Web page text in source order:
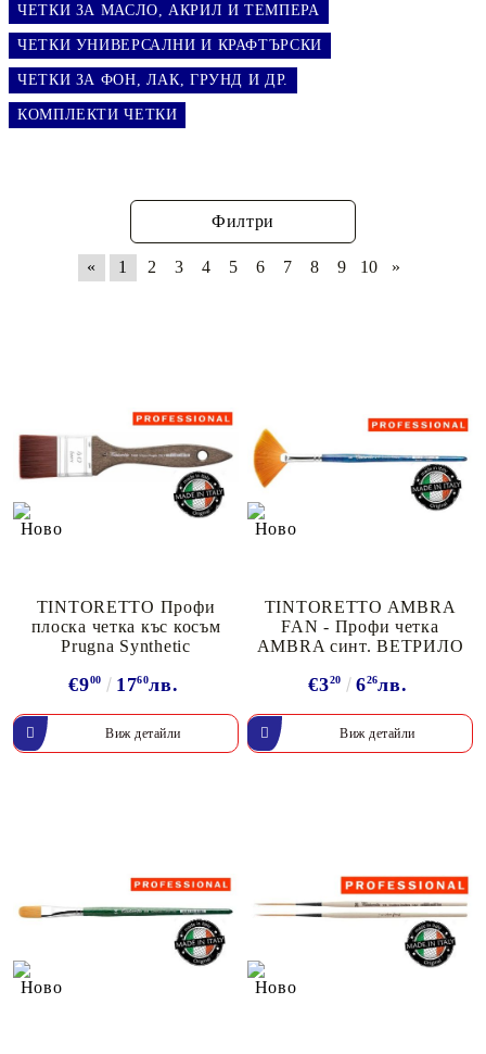
ЧЕТКИ ЗА МАСЛО, АКРИЛ И ТЕМПЕРА
ЧЕТКИ УНИВЕРСАЛНИ И КРАФТЪРСКИ
ЧЕТКИ ЗА ФОН, ЛАК, ГРУНД И ДР.
КОМПЛЕКТИ ЧЕТКИ
Филтри
« 1 2 3 4 5 6 7 8 9 10 »
TINTORETTO Профи
плоска четка къс косъм
Prugna Synthetic
€900 1760лв.
Виж детайли
TINTORETTO AMBRA
FAN - Профи четка
AMBRA синт. ВЕТРИЛО
€320 626лв.
Виж детайли